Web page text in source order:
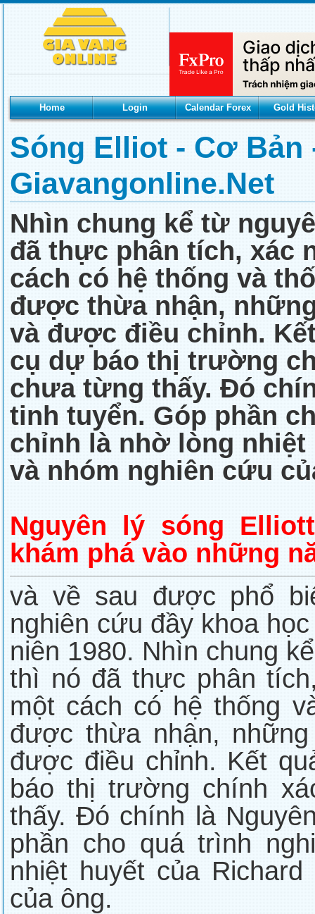
Home Login Calendar Forex Gold
Sóng Elliot - Cơ Bản
Giavangonline.net
Nhìn chung kể từ
đã thực phân tích, xác
cách có hệ thống và
được thừa nhận,
và được điều chỉnh.
cụ dự báo thị trường
chưa từng thấy. Đó
tinh tuyển. Góp phần
chỉnh là nhờ lòng nhiệt
và nhóm nghiên cứu
Nguyên lý sóng
khám phá vào những
và về sau được phổ
nghiên cứu đầy khoa
niên 1980. Nhìn chung
thì nó đã thực phân
một cách có hệ thống
được thừa nhận,
được điều chỉnh. Kết
báo thị trường chính
thấy. Đó chính là
phần cho quá trình
nhiệt huyết của
của ông.